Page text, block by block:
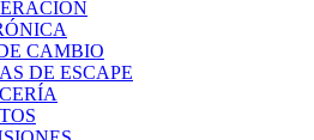
CAMBIO
DE ESCAPE